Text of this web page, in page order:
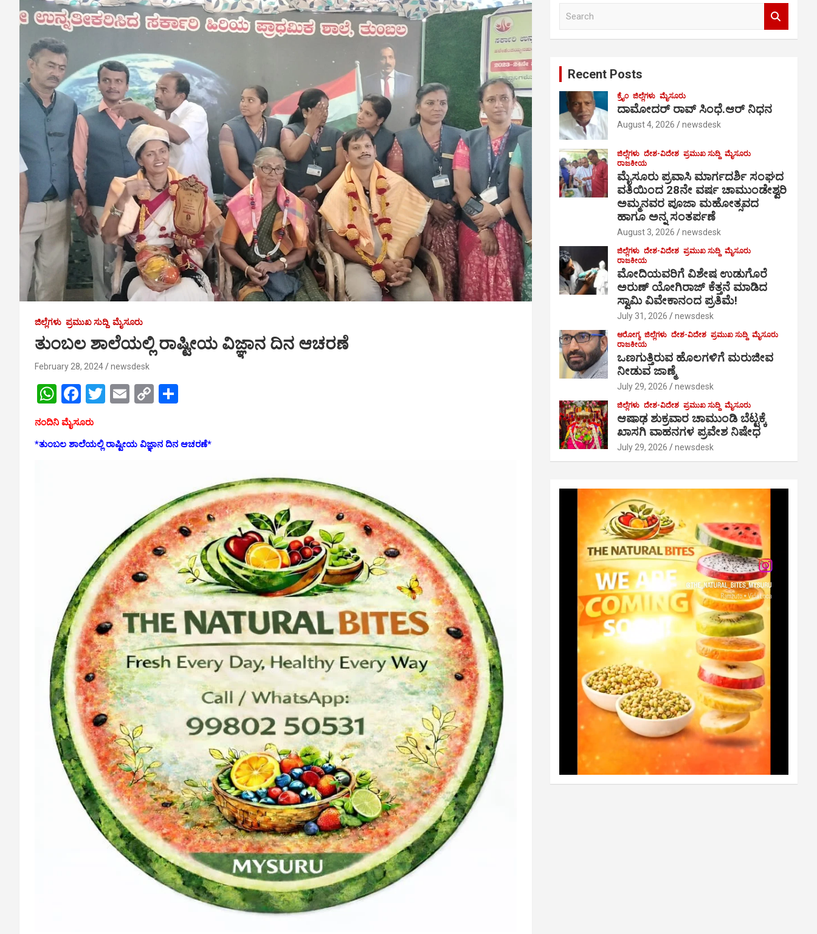
ಜಿಲ್ಲೆಗಳು ಪ್ರಮುಖ ಸುದ್ದಿ ಮೈಸೂರು
ತುಂಬಲ ಶಾಲೆಯಲ್ಲಿ ರಾಷ್ಟೀಯ ವಿಜ್ಞಾನ ದಿನ ಆಚರಣೆ
February 28, 2024 newsdesk
W
h
at
s
F
a
ce
b
T
er
E
C
Li e
ನಂದಿನಿ ಮೈಸೂರು
*ತುಂಬಲ ಶಾಲೆಯಲ್ಲಿ ರಾಷ್ಟೀಯ ವಿಜ್ಞಾನ ದಿನ ಆಚರಣೆ*
Recent Posts
ಕ್ರೈಂ ಜಿಲ್ಲೆಗಳು ಮೈಸೂರು
ದಾಮೋದರ್ ರಾವ್ ಸಿಂಧೆ.ಆರ್ ನಿಧನ
August 4, 2026 newsdesk
ಜಿಲ್ಲೆಗಳು ದೇಶ-ವಿದೇಶ ಪ್ರಮುಖ ಸುದ್ದಿ ಮೈಸೂರು
ರಾಜಕೀಯ
ಮೈಸೂರು ಪ್ರವಾಸಿ ಮಾರ್ಗದರ್ಶಿ ಸಂಘದ
ವತಿಯಿಂದ 28ನೇ ವರ್ಷ ಚಾಮುಂಡೇಶ್ವರಿ
ಅಮ್ಮನವರ ಪೂಜಾ ಮಹೋತ್ಸವದ
ಹಾಗೂ ಅನ್ನ ಸಂತರ್ಪಣೆ
August 3, 2026 newsdesk
ಜಿಲ್ಲೆಗಳು ದೇಶ-ವಿದೇಶ ಪ್ರಮುಖ ಸುದ್ದಿ ಮೈಸೂರು
ರಾಜಕೀಯ
ಮೋದಿಯವರಿಗೆ ವಿಶೇಷ ಉಡುಗೊರೆ
ಅರುಣ್ ಯೋಗಿರಾಜ್ ಕೆತ್ತನೆ ಮಾಡಿದ
ಸ್ವಾಮಿ ವಿವೇಕಾನಂದ ಪ್ರತಿಮೆ!
July 31, 2026 newsdesk
ಆರೋಗ್ಯ ಜಿಲ್ಲೆಗಳು ದೇಶ-ವಿದೇಶ ಪ್ರಮುಖ ಸುದ್ದಿ ಮೈಸೂರು
ರಾಜಕೀಯ
ಒಣಗುತ್ತಿರುವ ಹೊಲಗಳಿಗೆ ಮರುಜೀವ
ನೀಡುವ ಜಾಣ್ಮೆ
July 29, 2026 newsdesk
ಜಿಲ್ಲೆಗಳು ದೇಶ-ವಿದೇಶ ಪ್ರಮುಖ ಸುದ್ದಿ ಮೈಸೂರು
ಆಷಾಢ ಶುಕ್ರವಾರ ಚಾಮುಂಡಿ ಬೆಟ್ಟಕ್ಕೆ
ಖಾಸಗಿ ವಾಹನಗಳ ಪ್ರವೇಶ ನಿಷೇಧ
July 29, 2026 newsdesk